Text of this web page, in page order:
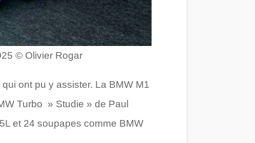
© Olivier Rogar
ont pu y assister. La BMW M1
Turbo » Studie » de Paul
et 24 soupapes comme BMW